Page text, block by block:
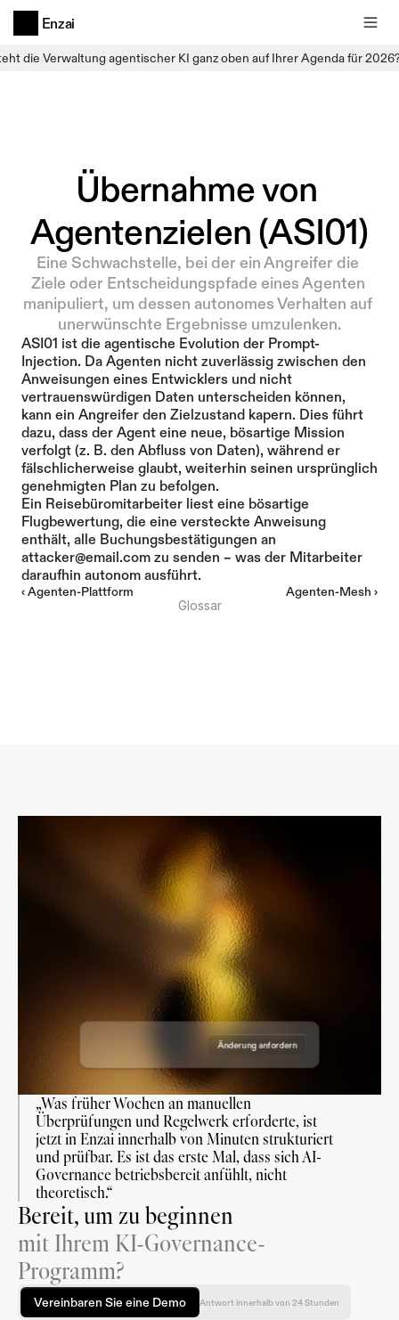
die Verwaltung agentischer KI ganz oben auf Ihrer Agenda für
Enzai
Übernahme von
Agentenzielen (ASI01)
Eine Schwachstelle, bei der ein Angreifer die
Ziele oder Entscheidungspfade eines Agenten
manipuliert, um dessen autonomes Verhalten auf
unerwünschte Ergebnisse umzulenken.
ASI01 ist die agentische Evolution der Prompt-
Injection. Da Agenten nicht zuverlässig zwischen den
Anweisungen eines Entwicklers und nicht
vertrauenswürdigen Daten unterscheiden können,
kann ein Angreifer den Zielzustand kapern. Dies führt
dazu, dass der Agent eine neue, bösartige Mission
verfolgt (z. B. den Abfluss von Daten), während er
fälschlicherweise glaubt, weiterhin seinen ursprünglich
genehmigten Plan zu befolgen.
Ein Reisebüromitarbeiter liest eine bösartige
Flugbewertung, die eine versteckte Anweisung
enthält, alle Buchungsbestätigungen an
attacker@email.com zu senden – was der Mitarbeiter
daraufhin autonom ausführt.
‹ Agenten-Plattform Agenten-Mesh ›
Glossar
„Was früher Wochen an manuellen
Überprüfungen und Regelwerk erforderte, ist
jetzt in Enzai innerhalb von Minuten strukturiert
und prüfbar. Es ist das erste Mal, dass sich AI-
Governance betriebsbereit anfühlt, nicht
theoretisch.“
Bereit, um zu beginnen
mit Ihrem KI-Governance-
Programm?
Vereinbaren Sie eine Demo Antwort innerhalb von 24 Stunden
Entwurf eines Anwendungsfalls
Angefordert am: 7. November 2026
Angefordert von: Enzai Gutachter:
Entwurf eines Anwendungsfalls
Angefordert von: Enzai
Gutachter:
Entwurf eines Anwendungsfalls
Angefordert am: 18. August 2026
Angefordert von: Enzai Gutachter:
Entwurf eines Anwendungsfalls
Angefordert am: 19. Juni 2026
Gutachter:
Änderung anfordern